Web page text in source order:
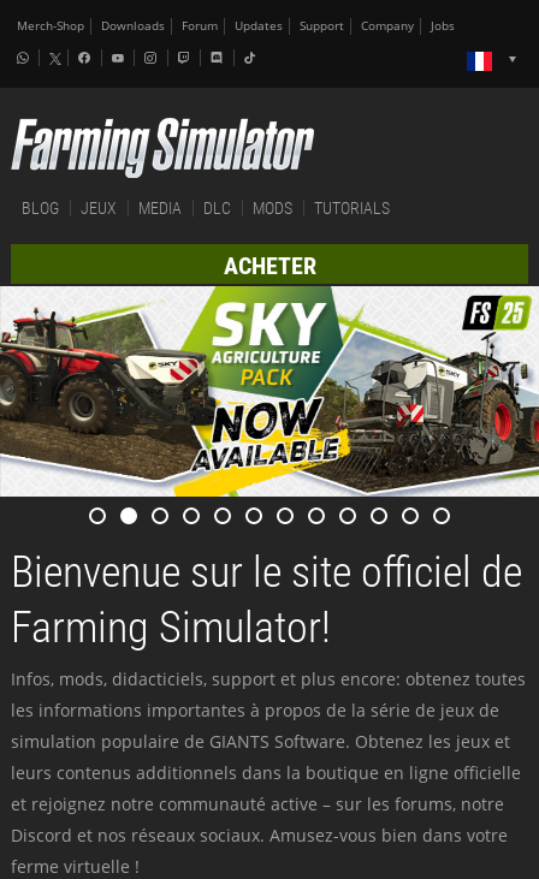
Merch-Shop Downloads Forum Updates Support Company Jobs
BLOG JEUX MEDIA DLC MODS TUTORIALS
ACHETER
Bienvenue sur le site officiel de
Farming Simulator!
Infos, mods, didacticiels, support et plus encore: obtenez toutes
les informations importantes à propos de la série de jeux de
simulation populaire de GIANTS Software. Obtenez les jeux et
leurs contenus additionnels dans la boutique en ligne officielle
et rejoignez notre communauté active – sur les forums, notre
Discord et nos réseaux sociaux. Amusez-vous bien dans votre
ferme virtuelle !